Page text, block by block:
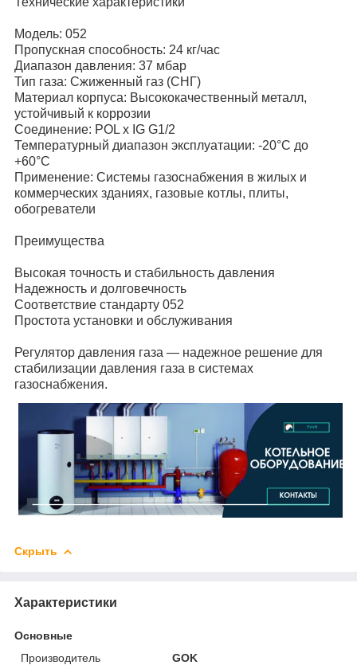
Модель: 052
Пропускная способность: 24 кг/час
Диапазон давления: 37 мбар
Тип газа: Сжиженный газ (СНГ)
Материал корпуса: Высококачественный металл,
устойчивый к коррозии
Соединение: POL x IG G1/2
Температурный диапазон эксплуатации: -20°C до
+60°C
Применение: Системы газоснабжения в жилых и
коммерческих зданиях, газовые котлы, плиты,
обогреватели
Преимущества
Высокая точность и стабильность давления
Надежность и долговечность
Соответствие стандарту 052
Простота установки и обслуживания
Регулятор давления газа — надежное решение для
стабилизации давления газа в системах
газоснабжения.
Скрыть
Характеристики
Основные
Производитель
GOK